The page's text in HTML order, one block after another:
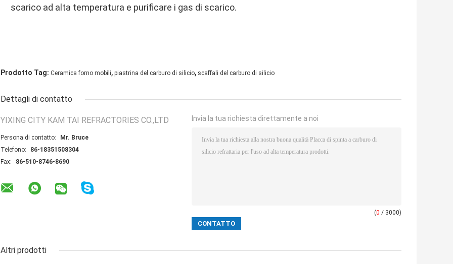
scarico ad alta temperatura e purificare i gas di scarico.
Prodotto Tag: Ceramica forno mobili, piastrina del carburo di silicio, scaffali del carburo di silicio
Dettagli di contatto
YIXING CITY KAM TAI REFRACTORIES CO.,LTD
Persona di contatto:
Mr. Bruce
Telefono:
86-18351508304
Fax:
86-510-8746-8690
Invia la tua richiesta direttamente a noi
(0 / 3000)
Altri prodotti